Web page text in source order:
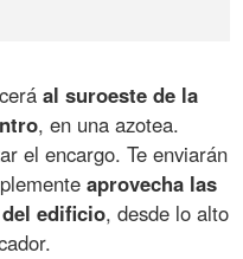
al suroeste de la
, en una azotea.
el encargo. Te enviarán
aprovecha las
edificio, desde lo alto